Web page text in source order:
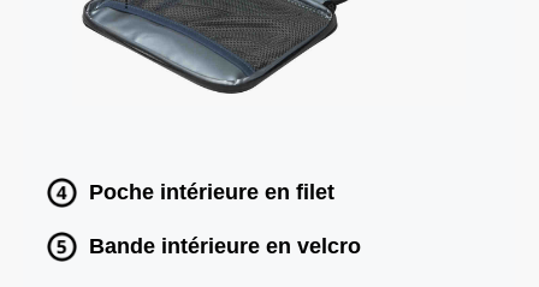
Poche intérieure en filet
Bande intérieure en velcro